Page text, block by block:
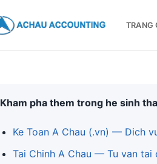
TRANG
Kham pha them trong he sinh
Ke Toan A Chau (.vn) — Dich
Tai Chinh A Chau — Tu van